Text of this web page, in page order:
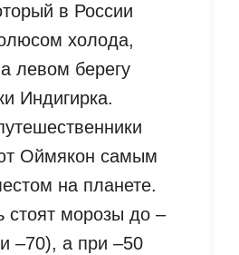
в России
холода,
левом берегу
Индигирка.
Оймякон самым
на планете.
стоят морозы до –
–70), а при –50